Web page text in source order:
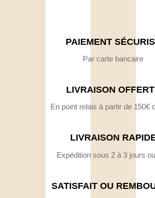
PAIEMENT
Par carte bancaire
LIVRAISON
En point relais à partir de 150€
LIVRAISON
Expédition sous 2 à 3 jours
SATISFAIT OU